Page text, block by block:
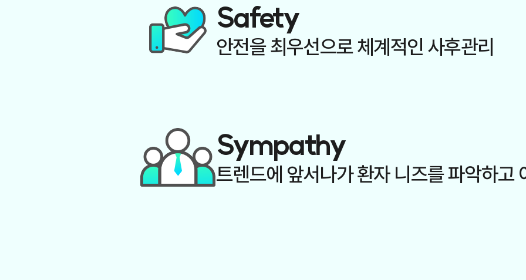
Safety
안전을 최우선으로체계적인 사후관리
Sympathy
트렌드에 앞서나가 환자 니즈를파악하고